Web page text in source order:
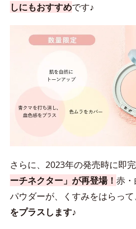
しにもおすすめです♪
さらに、2023年の発売時に即
ーチネクター」が再登場！ 赤
パウダーが、くすみをはらって
をプラスします♪